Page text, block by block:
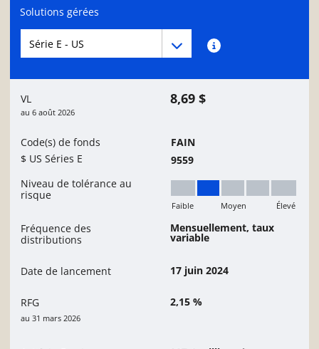
Page d'informations sur le fonds
Solutions gérées
Menu déroulant des séries du Fonds
Menu déroulant des séries du Fonds
VL
au 6 août 2026
8,69 $
Code(s) de fonds
$ US Séries E
FAIN
9559
Niveau de tolérance au
risque
Faible à moyen
Faible Moyen Élevé
Fréquence des
distributions
Mensuellement, taux
variable
Date de lancement 17 juin 2024
RFG
au 31 mars 2026
2,15 %